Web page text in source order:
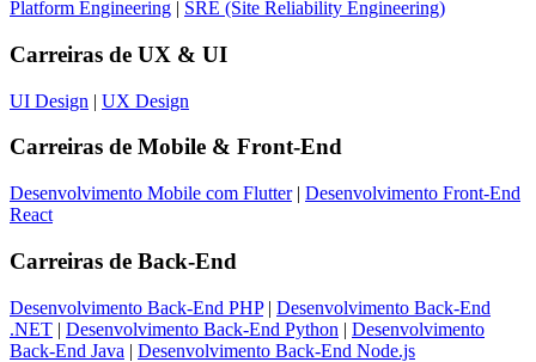
Platform Engineering | SRE (Site Reliability Engineering)
Carreiras de UX & UI
UI Design | UX Design
Carreiras de Mobile & Front-End
Desenvolvimento Mobile com Flutter| Desenvolvimento Front-End
React
Carreiras de Back-End
Desenvolvimento Back-End PHP| Desenvolvimento Back-End
.NET | Desenvolvimento Back-End Python | Desenvolvimento
Back-End Java | Desenvolvimento Back-End Node.js